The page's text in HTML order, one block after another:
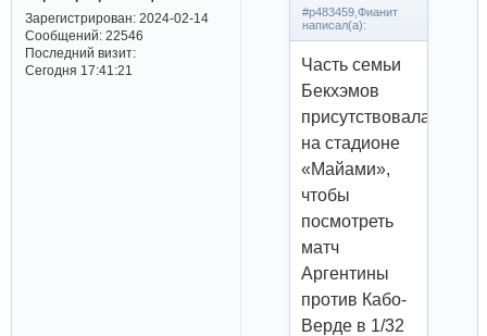
Зарегистрирован: 2024-02-14
Сообщений:22546
Последний визит:
Сегодня 17:41:21
#p483459,Фианит
написал(а):
Часть семьи
Бекхэмов
присутствовала
на стадионе
«Майами»,
чтобы
посмотреть
матч
Аргентины
против Кабо-
Верде в 1/32